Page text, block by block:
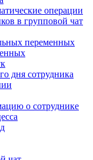
операции
в групповой чат
переменных
дня сотрудника
о сотруднике